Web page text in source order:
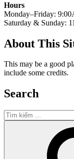
Hours
Monday–Friday:
Saturday & Sunday:
About This
This may be a good
include some credits.
Search
Tìm
kiếm: